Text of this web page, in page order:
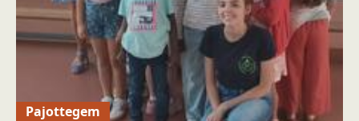
Pajottegem